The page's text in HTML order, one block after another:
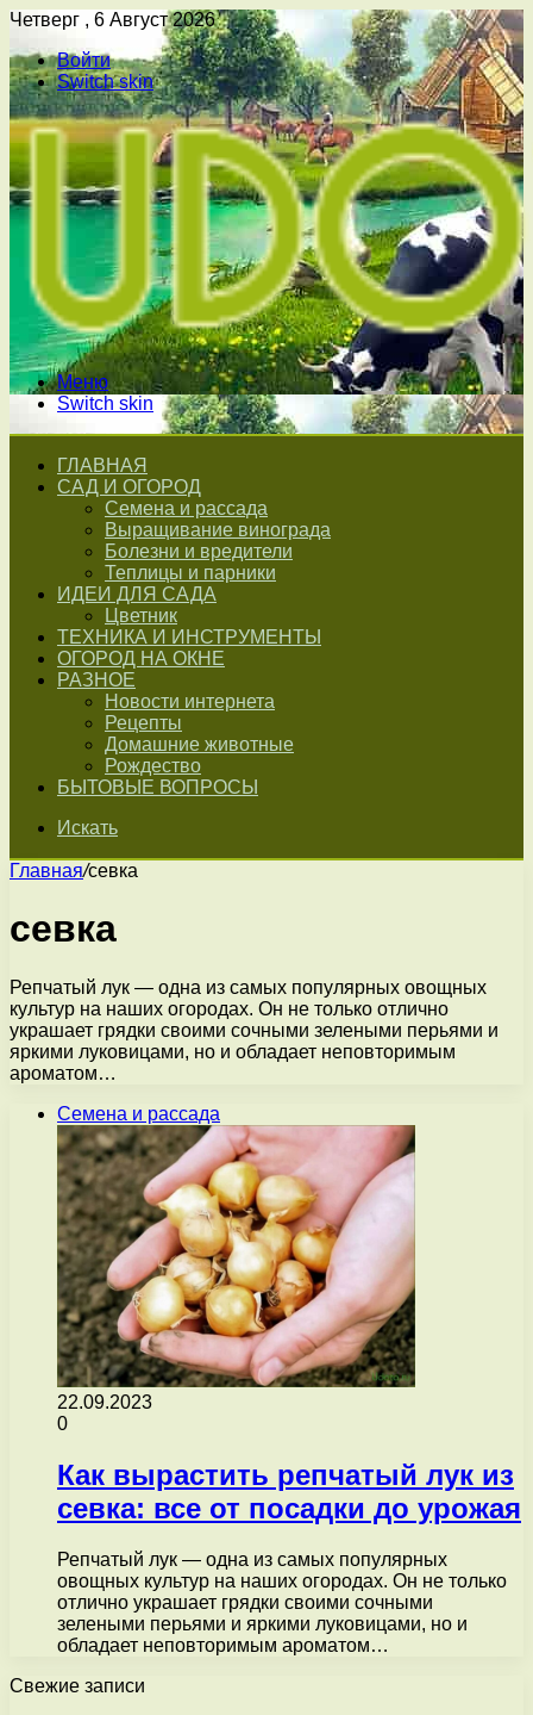
Четверг , 6 Август 2026
Войти
Switch skin
Меню
Switch skin
ГЛАВНАЯ
САД И ОГОРОД
Семена и рассада
Выращивание винограда
Болезни и вредители
Теплицы и парники
ИДЕИ ДЛЯ САДА
Цветник
ТЕХНИКА И ИНСТРУМЕНТЫ
ОГОРОД НА ОКНЕ
РАЗНОЕ
Новости интернета
Рецепты
Домашние животные
Рождество
БЫТОВЫЕ ВОПРОСЫ
Искать
Главная/севка
севка
Репчатый лук — одна из самых популярных овощных
культур на наших огородах. Он не только отлично
украшает грядки своими сочными зелеными перьями и
яркими луковицами, но и обладает неповторимым
ароматом…
Семена и рассада
22.09.2023
0
Как вырастить репчатый лук из
севка: все от посадки до урожая
Репчатый лук — одна из самых популярных
овощных культур на наших огородах. Он не только
отлично украшает грядки своими сочными
зелеными перьями и яркими луковицами, но и
обладает неповторимым ароматом…
Свежие записи